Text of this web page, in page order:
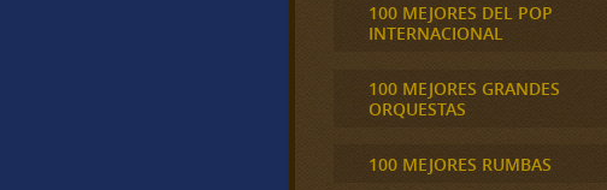
100 MEJORES DEL POP
INTERNACIONAL
100 MEJORES GRANDES
ORQUESTAS
100 MEJORES RUMBAS